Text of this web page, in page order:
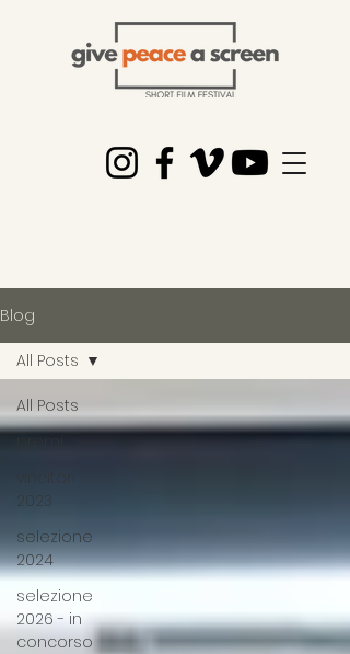
Blog
All Posts
vincitori
2023
selezione
2024
selezione
2026 - in
concorso
All Posts